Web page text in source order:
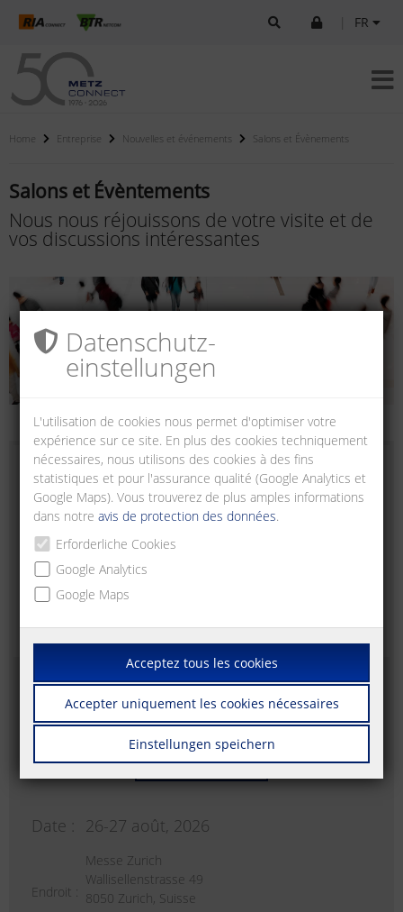
FR
Home Entreprise Nouvelles et événements Salons et Évènements
Salons et Évèntements
Nous nous réjouissons de votre visite et de
vos discussions intéressantes
All About Automation
Zurich, Suisse
Site web
Date : 26-27 août, 2026
Endroit :
Messe Zurich
Wallisellenstrasse 49
8050 Zurich, Suisse
Datenschutz­
einstellungen
L'utilisation de cookies nous permet d'optimiser votre
expérience sur ce site. En plus des cookies techniquement
nécessaires, nous utilisons des cookies à des fins
statistiques et pour l'assurance qualité (Google Analytics et
Google Maps). Vous trouverez de plus amples informations
dans notreavis de protection des données.
Erforderliche Cookies
Google Analytics
Google Maps
Acceptez tous les cookies
Accepter uniquement les cookies nécessaires
Einstellungen speichern